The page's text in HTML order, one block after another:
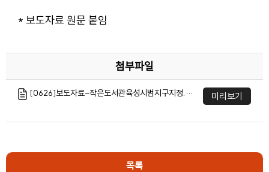
* 보도자료 원문 붙임
첨부파일
[0626]보도자료-작은도서관육성시범지구지정.hwp 미리보기
목록